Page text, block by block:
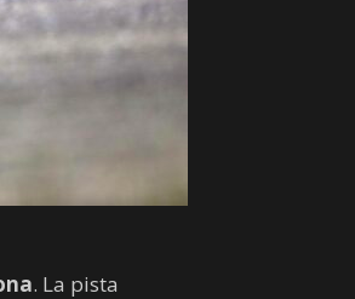
. La pista